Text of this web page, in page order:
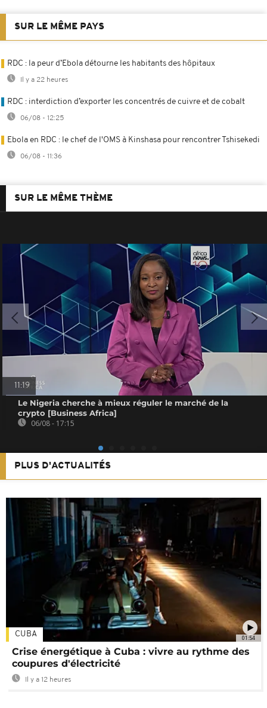
SUR LE MÊME PAYS
RDC : la peur d’Ebola détourne les habitants des hôpitaux
Il y a 22 heures
RDC : interdiction d’exporter les concentrés de cuivre et de cobalt
06/08 - 12:25
Ebola en RDC : le chef de l'OMS à Kinshasa pour rencontrer Tshisekedi
06/08 - 11:36
SUR LE MÊME THÈME
11:19
Le Nigeria cherche à mieux réguler le marché de la
crypto [Business Africa]
06/08 - 17:15
PLUS D'ACTUALITÉS
01:54
CUBA
Crise énergétique à Cuba : vivre au rythme des
coupures d'électricité
Il y a 12 heures